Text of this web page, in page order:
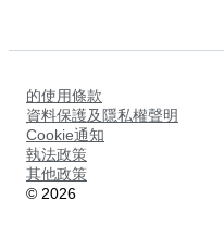
的使用條款
資料保護及隱私權聲明
Cookie通知
執法政策
其他政策
© 2026